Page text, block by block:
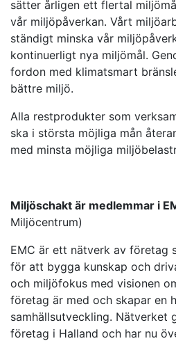
sätter årligen ett flertal
vår miljöpåverkan. Vårt
ständigt minska vår
kontinuerligt nya miljömål.
fordon med klimatsmart
bättre miljö.
Alla restprodukter som
ska i största möjliga mån
med minsta möjliga
Miljöschakt är medlemmar i
Miljöcentrum)
EMC är ett nätverk av företag
för att bygga kunskap och
och miljöfokus med visionen
företag är med och skapar en
samhällsutveckling. Nätverket
företag i Halland och har nu